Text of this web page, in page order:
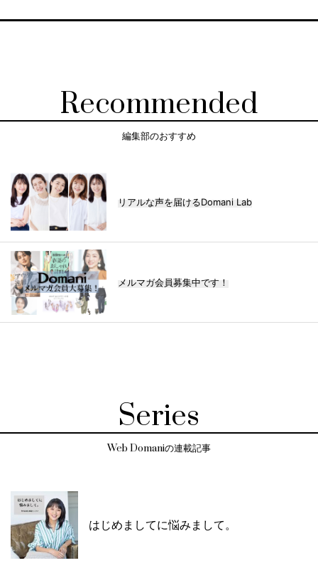
Recommended
編集部のおすすめ
リアルな声を届けるDomani Lab
メルマガ会員募集中です！
Series
Web Domaniの連載記事
はじめましてに悩みまして。